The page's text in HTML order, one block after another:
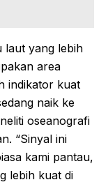
laut yang lebih
area
indikator kuat
naik ke
oseanografi
“Sinyal ini
kami pantau,
lebih kuat di